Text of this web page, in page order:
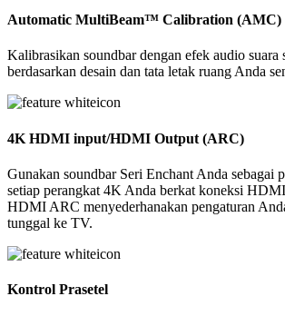
Automatic MultiBeam™ Calibration (AMC)
Kalibrasikan soundbar dengan efek audio suara
berdasarkan desain dan tata letak ruang Anda
4K HDMI input/HDMI Output (ARC)
Gunakan soundbar Seri Enchant Anda sebagai
setiap perangkat 4K Anda berkat koneksi
HDMI ARC menyederhanakan pengaturan
tunggal ke TV.
Kontrol Prasetel